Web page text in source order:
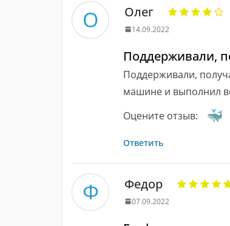
О Олег
14.09.2022
Поддерживали,
Поддерживали,
машине и выполнил
Оцените отзыв:
Ответить
Ф Федор
07.09.2022